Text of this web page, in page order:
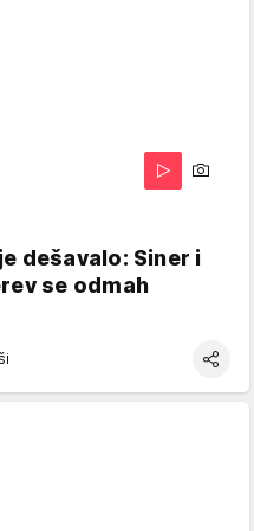
dešavalo: Siner i
se odmah